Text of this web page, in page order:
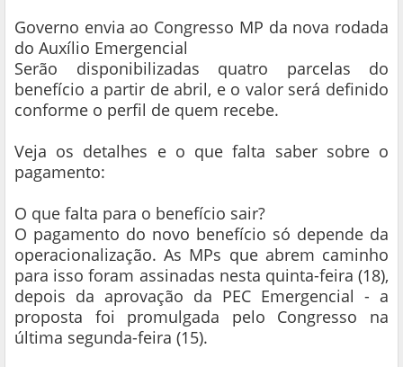
Governo envia ao Congresso MP da nova rodada
do Auxílio Emergencial
Serão disponibilizadas quatro parcelas do
benefício a partir de abril, e o valor será definido
conforme o perfil de quem recebe.
Veja os detalhes e o que falta saber sobre o
pagamento:
O que falta para o benefício sair?
O pagamento do novo benefício só depende da
operacionalização. As MPs que abrem caminho
para isso foram assinadas nesta quinta-feira (18),
depois da aprovação da PEC Emergencial - a
proposta foi promulgada pelo Congresso na
última segunda-feira (15).